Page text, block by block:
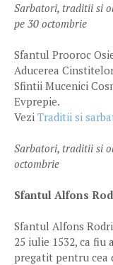
Sarbatori, traditii si
pe 30 octombrie
Sfantul Prooroc
Aducerea
Sfintii Mucenici
Evprepie.
Vezi Traditii si
Sarbatori, traditii si
octombrie
Sfantul Alfons
Sfantul Alfons
25 iulie 1532, ca
pregatit pentru cea